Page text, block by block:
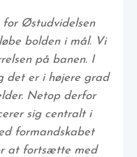
for Østudvidelsen
bolden i mål. Vi
på banen. I
det er i højere grad
Netop derfor
sig centralt i
formandskabet
at fortsætte med